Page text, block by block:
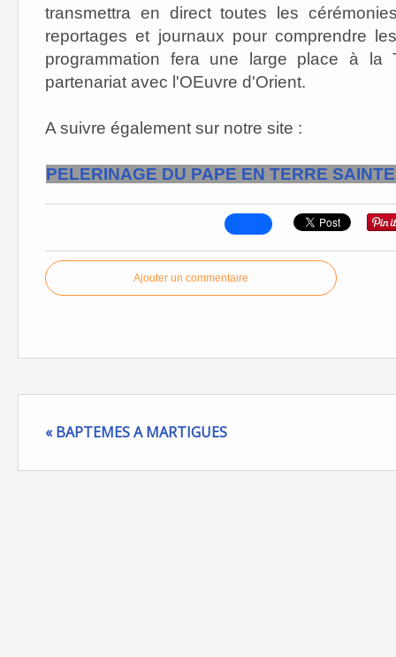
transmettra en direct toutes les
reportages et journaux pour comprendre
programmation fera une large place à la
partenariat avec l'OEuvre d'Orient.
A suivre également sur notre site :
PELERINAGE DU PAPE EN TERRE
Ajouter un commentaire
« BAPTEMES A MARTIGUES